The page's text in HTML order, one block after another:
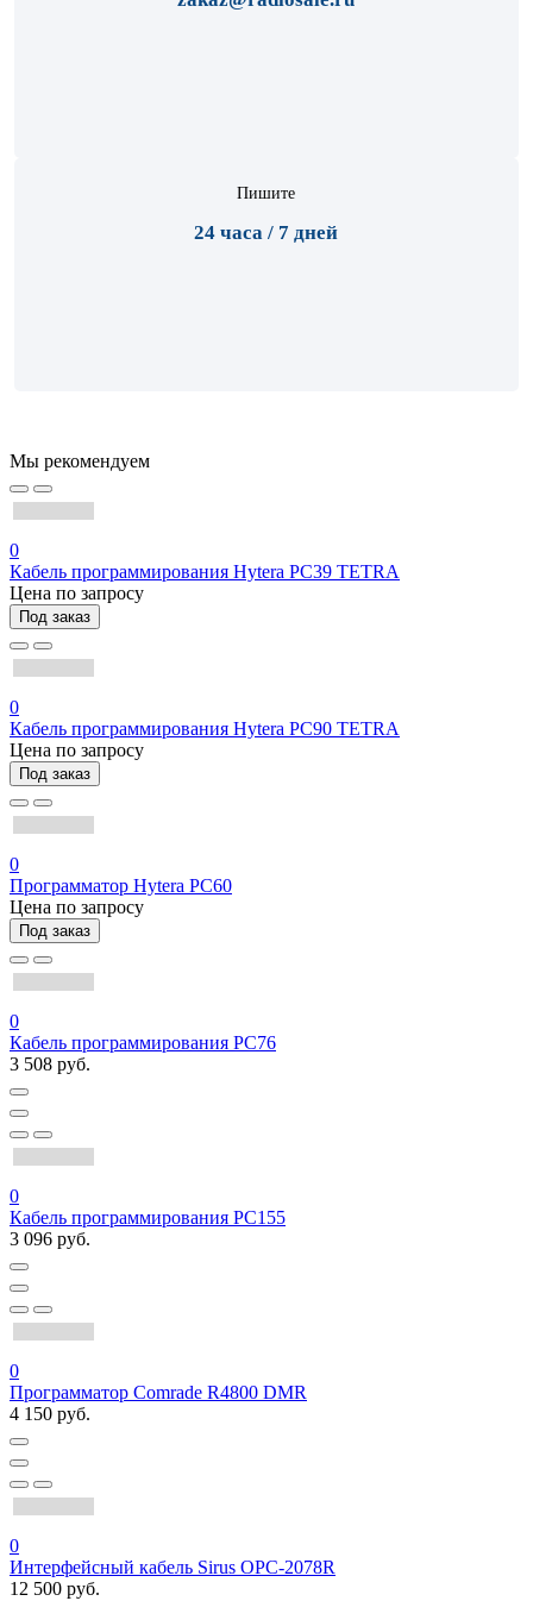
Пишите
24 часа / 7 дней
Мы рекомендуем
0
Кабель программирования Hytera PC39 TETRA
Цена по запросу
Под заказ
0
Кабель программирования Hytera PC90 TETRA
Цена по запросу
Под заказ
0
Программатор Hytera PC60
Цена по запросу
Под заказ
0
Кабель программирования PC76
3 508 руб.
0
Кабель программирования PC155
3 096 руб.
0
Программатор Comrade R4800 DMR
4 150 руб.
0
Интерфейсный кабель Sirus OPC-2078R
12 500 руб.